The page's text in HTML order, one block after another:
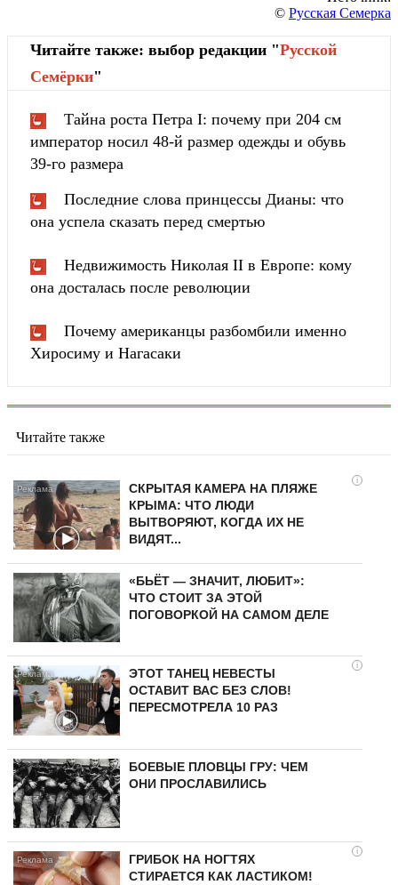
© Русская Семерка
Читайте также: выбор редакции "Русской
Cемёрки"
Тайна роста Петра I: почему при 204 см
император носил 48-й размер одежды и обувь
39-го размера
Последние слова принцессы Дианы: что
она успела сказать перед смертью
Недвижимость Николая II в Европе: кому
она досталась после революции
Почему американцы разбомбили именно
Хиросиму и Нагасаки
Читайте также
i
СКРЫТАЯ КАМЕРА НА ПЛЯЖЕ
КРЫМА: ЧТО ЛЮДИ
ВЫТВОРЯЮТ, КОГДА ИХ НЕ
ВИДЯТ...
«БЬЁТ — ЗНАЧИТ, ЛЮБИТ»:
ЧТО СТОИТ ЗА ЭТОЙ
ПОГОВОРКОЙ НА САМОМ ДЕЛЕ
i
ЭТОТ ТАНЕЦ НЕВЕСТЫ
ОСТАВИТ ВАС БЕЗ СЛОВ!
ПЕРЕСМОТРЕЛА 10 РАЗ
БОЕВЫЕ ПЛОВЦЫ ГРУ: ЧЕМ
ОНИ ПРОСЛАВИЛИСЬ
i
ГРИБОК НА НОГТЯХ
СТИРАЕТСЯ КАК ЛАСТИКОМ!